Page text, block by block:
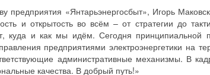
предприятия «Янтарьэнергосбыт», Игорь
и открытость во всём – от стратегии до
куда и как мы идём. Сегодня принципиальной
предприятиями электроэнергетики на
административные механизмы. В
качества. В добрый путь!»